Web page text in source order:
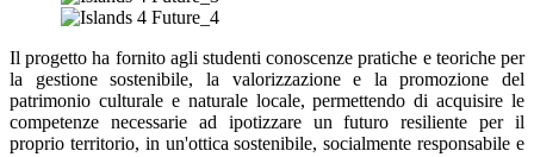
Il progetto ha fornito agli studenti conoscenze pratiche e teoriche per
la gestione sostenibile, la valorizzazione e la promozione del
patrimonio culturale e naturale locale, permettendo di acquisire le
competenze necessarie ad ipotizzare un futuro resiliente per il
proprio territorio, in un'ottica sostenibile, socialmente responsabile e